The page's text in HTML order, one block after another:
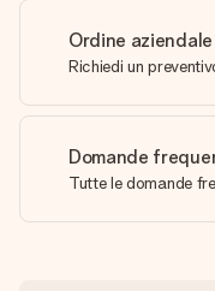
Ordine aziendale
Richiedi un
Domande
Tutte le domande